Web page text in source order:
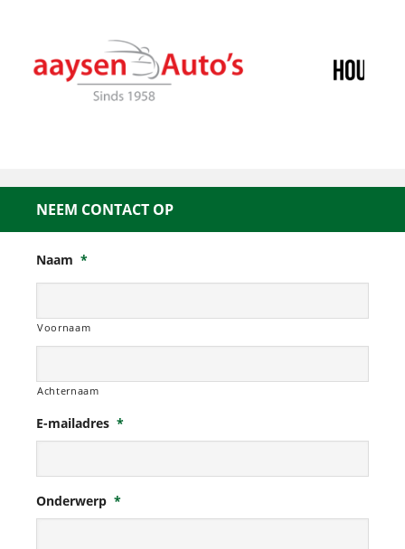
NEEM CONTACT OP
Naam *
Voornaam
Achternaam
E-mailadres *
Onderwerp *